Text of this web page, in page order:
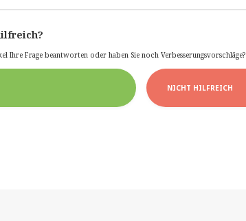
Ihre Frage beantworten oder haben Sie noch Verbesserungsvorschläge?
NICHT HILFREICH